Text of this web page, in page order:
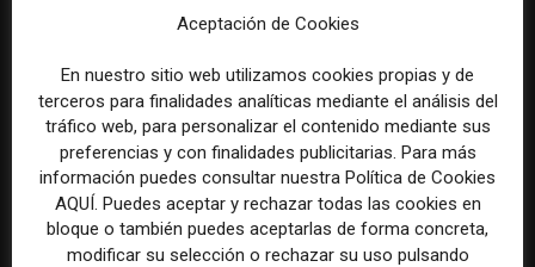
La Universidad CEU
Cardenal Herrera presenta
un informe con pautas para
informar sobre el suicidio
Paul Krugman alerta del
avance de los
multimillonarios sobre los
medios y las plataformas
Aceptación de Cookies
En nuestro sitio web utilizamos cookies propias y de
terceros para finalidades analíticas mediante el análisis del
tráfico web, para personalizar el contenido mediante sus
preferencias y con finalidades publicitarias. Para más
información puedes consultar nuestra Política de Cookies
AQUÍ. Puedes aceptar y rechazar todas las cookies en
bloque o también puedes aceptarlas de forma concreta,
modificar su selección o rechazar su uso pulsando